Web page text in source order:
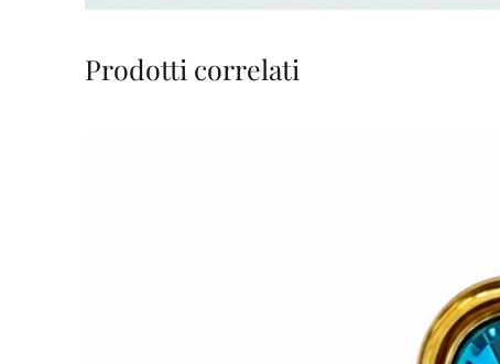
Prodotti correlati